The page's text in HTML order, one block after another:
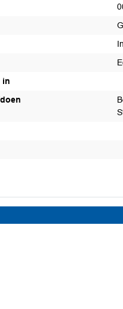
in